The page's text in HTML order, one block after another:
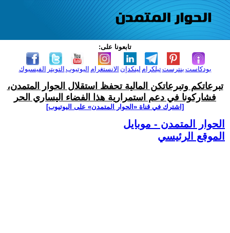
تابعونا على:
الفيسبوك التويتر اليوتيوب الانستغرام لينكدإن تيلكرامبنترست بودكاست
تبرعاتكم وتبرعاتكن المالية تحفظ استقلال الحوار المتمدن،
فشاركونا في دعم استمرارية هذا الفضاء اليساري الحر
[اشترك في قناة ‫«الحوار المتمدن» على اليوتيوب]
الحوار المتمدن - موبايل
الموقع الرئيسي